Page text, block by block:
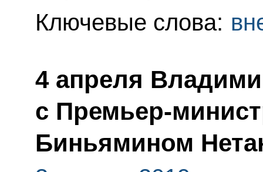
Ключевые слова:
4 апреля
с Премьер-
Биньямином